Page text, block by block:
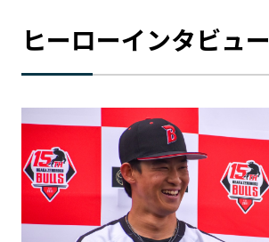
ヒーローインタビュー